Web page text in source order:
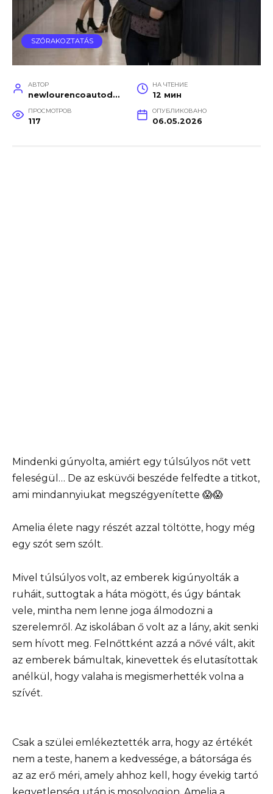
SZÓRAKOZTATÁS
АВТОР
newlourencoautodetail
НА ЧТЕНИЕ
12 мин
ПРОСМОТРОВ
117
ОПУБЛИКОВАНО
06.05.2026
Mindenki gúnyolta, amiért egy túlsúlyos nőt vett
feleségül… De az esküvői beszéde felfedte a titkot,
ami mindannyiukat megszégyenítette 😱😱
Amelia élete nagy részét azzal töltötte, hogy még
egy szót sem szólt.
Mivel túlsúlyos volt, az emberek kigúnyolták a
ruháit, suttogtak a háta mögött, és úgy bántak
vele, mintha nem lenne joga álmodozni a
szerelemről. Az iskolában ő volt az a lány, akit senki
sem hívott meg. Felnőttként azzá a nővé vált, akit
az emberek bámultak, kinevettek és elutasítottak
anélkül, hogy valaha is megismerhették volna a
szívét.
Csak a szülei emlékeztették arra, hogy az értékét
nem a teste, hanem a kedvessége, a bátorsága és
az az erő méri, amely ahhoz kell, hogy évekig tartó